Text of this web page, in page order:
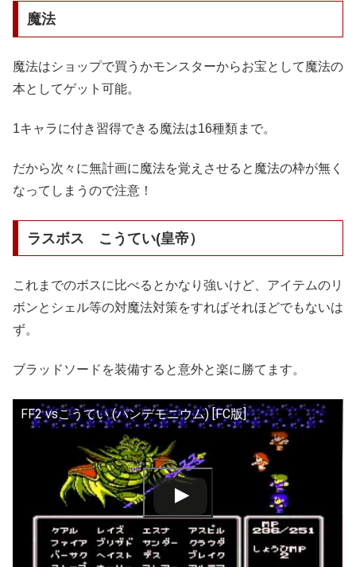
魔法
魔法はショップで買うかモンスターからお宝として魔法の
本としてゲット可能。
1キャラに付き習得できる魔法は16種類まで。
だから次々に無計画に魔法を覚えさせると魔法の枠が無く
なってしまうので注意！
ラスボス こうてい(皇帝）
これまでのボスに比べるとかなり強いけど、アイテムのリ
ボンとシェル等の対魔法対策をすればそれほどでもないは
ず。
ブラッドソードを装備すると意外と楽に勝てます。
FF2 vsこうてい (パンデモニウム) [FC版]